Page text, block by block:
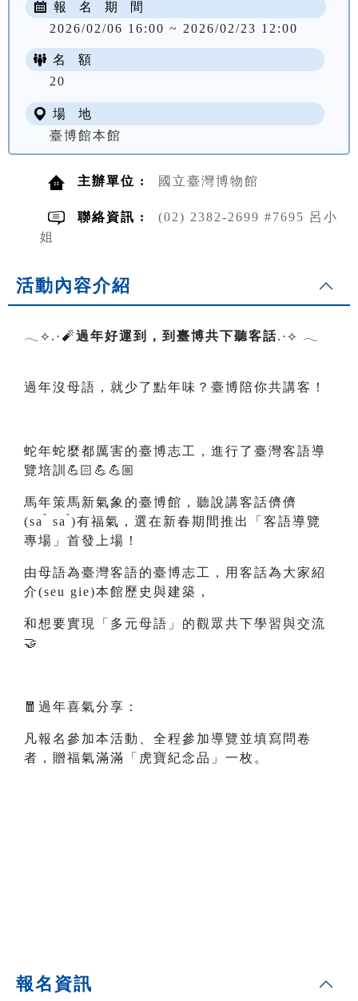
報 名 期 間
2026/02/06 16:00 ~ 2026/02/23 12:00
名 額
20
場 地
臺博館本館
主辦單位 : 國立臺灣博物館
聯絡資訊 :
(02) 2382-2699 #7695 呂小
姐
活動內容介紹
𓂃⟡.·🧨過年好運到，到臺博共下聽客話.·⟡ 𓂃
過年沒母語，就少了點年味？臺博陪你共講客！
蛇年蛇麼都厲害的臺博志工，進行了臺灣客語導
覽培訓💪🏻💪💪🏼
馬年策馬新氣象的臺博館，聽說講客話儕儕
(sa ˇ sa ˇ)有福氣，選在新春期間推出「客語導覽
專場」首發上場！
由母語為臺灣客語的臺博志工，用客話為大家紹
介(seu gie)本館歷史與建築，
和想要實現「多元母語」的觀眾共下學習與交流
🤝
🧧過年喜氣分享：
凡報名參加本活動、全程參加導覽並填寫問卷
者，贈福氣滿滿「虎寶紀念品」一枚。
報名資訊